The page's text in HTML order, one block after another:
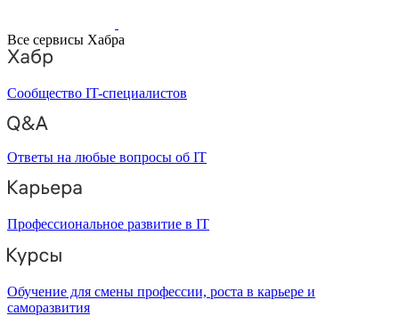
Все сервисы Хабра
Сообщество IT-специалистов
Ответы на любые вопросы об IT
Профессиональное развитие в IT
Обучение для смены профессии, роста в карьере и
саморазвития